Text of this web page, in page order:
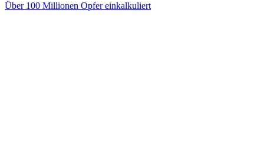
Über 100 Millionen Opfer einkalkuliert